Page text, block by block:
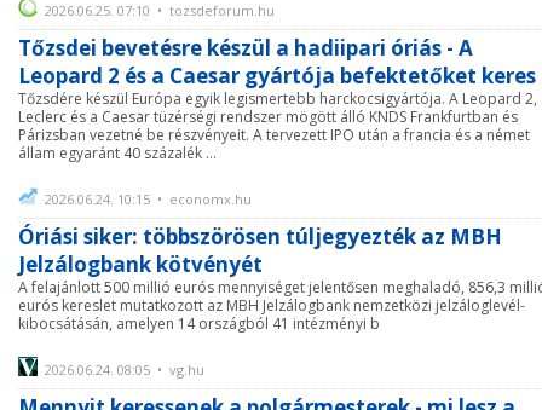
2026.06.25. 07:10 • tozsdeforum.hu
Tőzsdei bevetésre készül a hadiipari óriás - A
Leopard 2 és a Caesar gyártója befektetőket keres
Tőzsdére készül Európa egyik legismertebb harckocsigyártója. A Leopard 2,
Leclerc és a Caesar tüzérségi rendszer mögött álló KNDS Frankfurtban és
Párizsban vezetné be részvényeit. A tervezett IPO után a francia és a német
állam egyaránt 40 százalék ...
2026.06.24. 10:15 • economx.hu
Óriási siker: többszörösen túljegyezték az MBH
Jelzálogbank kötvényét
A felajánlott 500 millió eurós mennyiséget jelentősen meghaladó, 856,3
eurós kereslet mutatkozott az MBH Jelzálogbank nemzetközi jelzáloglevél-
kibocsátásán, amelyen 14 országból 41 intézményi b
2026.06.24. 08:05 • vg.hu